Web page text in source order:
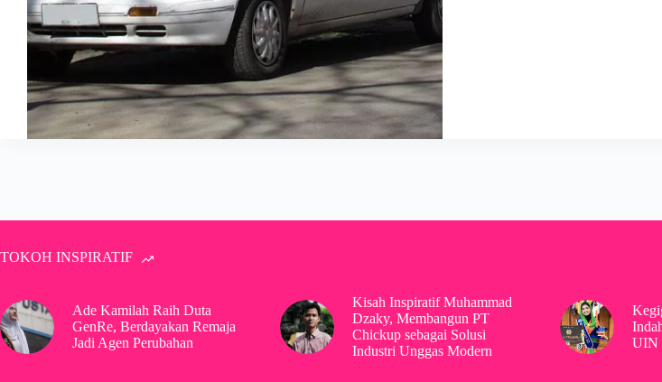
TOKOH INSPIRATIF
Ade Kamilah Raih Duta
GenRe, Berdayakan Remaja
Jadi Agen Perubahan
Kisah Inspiratif Muhammad
Dzaky, Membangun PT
Chickup sebagai Solusi
Industri Unggas Modern
UIN